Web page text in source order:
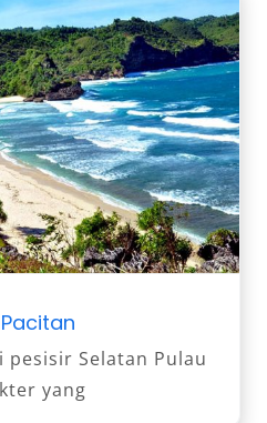
pesisir Selatan Pulau
yang